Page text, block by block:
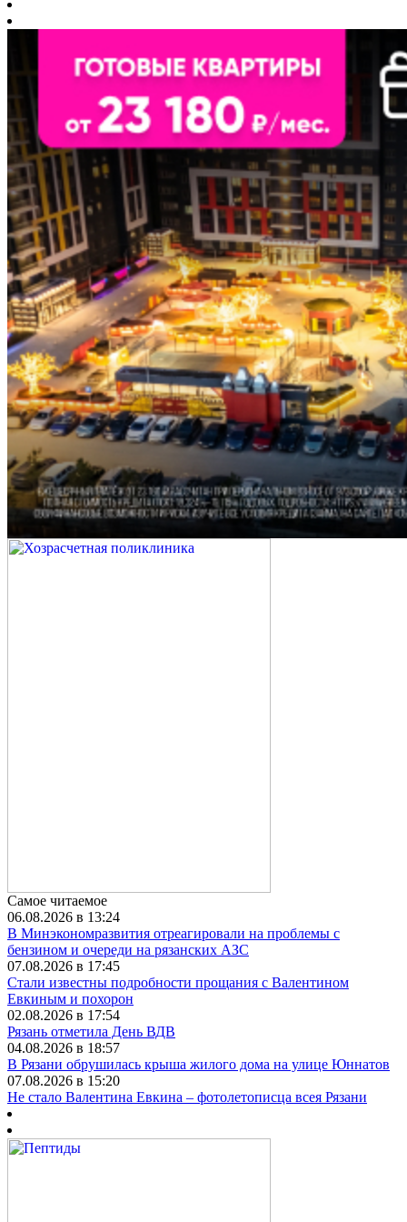
Самое читаемое
06.08.2026 в 13:24
В Минэкономразвития отреагировали на проблемы с
бензином и очереди на рязанских АЗС
07.08.2026 в 17:45
Стали известны подробности прощания с Валентином
Евкиным и похорон
02.08.2026 в 17:54
Рязань отметила День ВДВ
04.08.2026 в 18:57
В Рязани обрушилась крыша жилого дома на улице Юннатов
07.08.2026 в 15:20
Не стало Валентина Евкина – фотолетописца всея Рязани